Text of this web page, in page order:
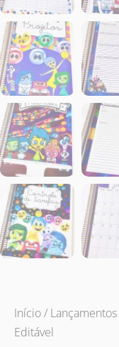
Início/ Lançamentos
Editável